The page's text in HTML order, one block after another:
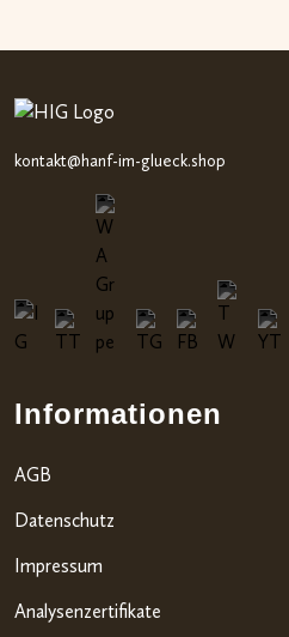
kontakt@hanf-im-glueck.shop
Informationen
AGB
Datenschutz
Impressum
Analysenzertifikate